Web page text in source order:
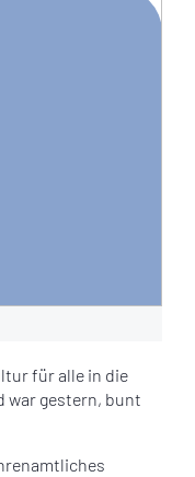
für alle in die
war gestern, bunt